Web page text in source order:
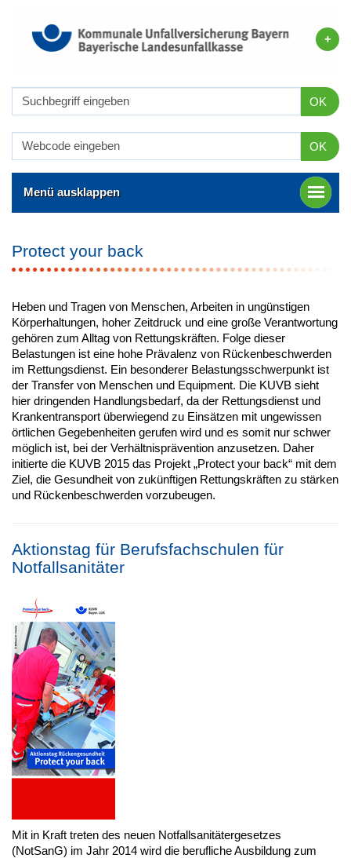
OK
OK
Menü ausklappen
Protect your back
Heben und Tragen von Menschen, Arbeiten in ungünstigen
Körperhaltungen, hoher Zeitdruck und eine große Verantwortung
gehören zum Alltag von Rettungskräften. Folge dieser
Belastungen ist eine hohe Prävalenz von Rückenbeschwerden
im Rettungsdienst. Ein besonderer Belastungsschwerpunkt ist
der Transfer von Menschen und Equipment. Die KUVB sieht
hier dringenden Handlungsbedarf, da der Rettungsdienst und
Krankentransport überwiegend zu Einsätzen mit ungewissen
örtlichen Gegebenheiten gerufen wird und es somit nur schwer
möglich ist, bei der Verhältnisprävention anzusetzen. Daher
initierte die KUVB 2015 das Projekt „Protect your back“ mit dem
Ziel, die Gesundheit von zukünftigen Rettungskräften zu stärken
und Rückenbeschwerden vorzubeugen.
Aktionstag für Berufsfachschulen für
Notfallsanitäter
Mit in Kraft treten des neuen Notfallsanitätergesetzes
(NotSanG) im Jahr 2014 wird die berufliche Ausbildung zum